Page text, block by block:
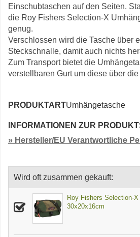
Einschubtaschen auf den Seiten.
die Roy Fishers Selection-X
genug.
Verschlossen wird die Tasche über
Steckschnalle, damit auch nichts
Zum Transport bietet die
verstellbaren Gurt um diese über
PRODUKTARTUmhängetasche
INFORMATIONEN ZUR
» Hersteller/EU Verantwortliche
Wird oft zusammen gekauft:
Roy Fishers Selection-
30x20x16cm